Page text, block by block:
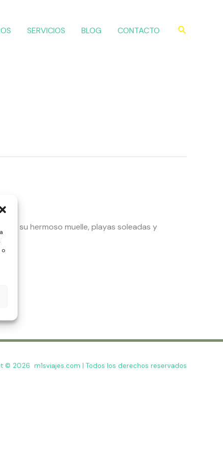
o
SERVICIOS BLOG CONTACTO Buscar
su hermoso muelle, playas soleadas y
© 2026 m1sviajes.com | Todos los derechos reservados